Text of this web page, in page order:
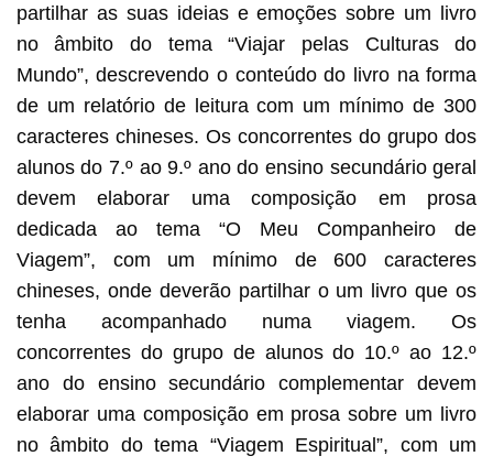
partilhar as suas ideias e emoções sobre um livro
no âmbito do tema “Viajar pelas Culturas do
Mundo”, descrevendo o conteúdo do livro na forma
de um relatório de leitura com um mínimo de 300
caracteres chineses. Os concorrentes do grupo dos
alunos do 7.º ao 9.º ano do ensino secundário geral
devem elaborar uma composição em prosa
dedicada ao tema “O Meu Companheiro de
Viagem”, com um mínimo de 600 caracteres
chineses, onde deverão partilhar o um livro que os
tenha acompanhado numa viagem. Os
concorrentes do grupo de alunos do 10.º ao 12.º
ano do ensino secundário complementar devem
elaborar uma composição em prosa sobre um livro
no âmbito do tema “Viagem Espiritual”, com um